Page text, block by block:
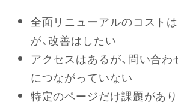
全面リニューアルのコスト
が、改善はしたい
アクセスはあるが、問い合わ
につながっていない
特定のページだけ課題があ